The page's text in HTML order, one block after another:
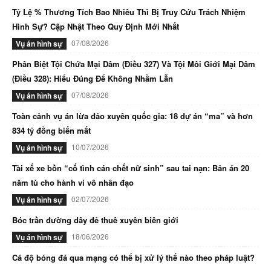
Tỷ Lệ % Thương Tích Bao Nhiêu Thì Bị Truy Cứu Trách Nhiệm
Hình Sự? Cập Nhật Theo Quy Định Mới Nhất
Vụ án hình sự 07/08/2026
Phân Biệt Tội Chứa Mại Dâm (Điều 327) Và Tội Môi Giới Mại Dâm
(Điều 328): Hiểu Đúng Để Không Nhầm Lẫn
Vụ án hình sự 07/08/2026
Toàn cảnh vụ án lừa đảo xuyên quốc gia: 18 dự án “ma” và hơn
834 tỷ đồng biến mất
Vụ án hình sự 10/07/2026
Tài xế xe bồn “cố tình cán chết nữ sinh” sau tai nạn: Bản án 20
năm tù cho hành vi vô nhân đạo
Vụ án hình sự 02/07/2026
Bóc trần đường dây đẻ thuê xuyên biên giới
Vụ án hình sự 18/06/2026
Cá độ bóng đá qua mạng có thể bị xử lý thế nào theo pháp luật?